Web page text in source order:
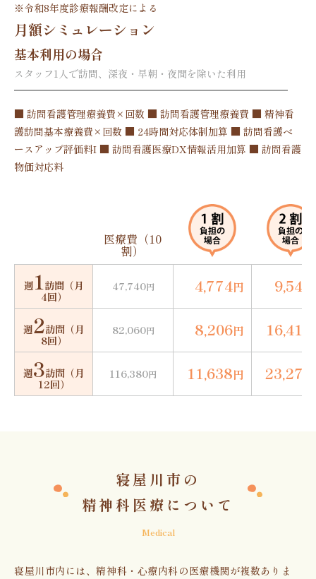
※令和8年度診療報酬改定による
月額シミュレーション
基本利用の場合
スタッフ1人で訪問、深夜・早朝・夜間を除いた利用
■ 訪問看護管理療養費×回数 ■ 訪問看護管理療養費 ■ 精神看
護訪問基本療養費×回数 ■ 24時間対応体制加算 ■ 訪問看護ベ
ースアップ評価料I ■ 訪問看護医療DX情報活用加算 ■ 訪問看護
物価対応料
医療費（10
割）
週1訪問（月
4回）
47,740円 4,774円 9,548
週2訪問（月
8回）
82,060円 8,206円 16,412
週3訪問（月
12回）
116,380円 11,638円 23,276
寝屋川市の
精神科医療について
Medical
寝屋川市内には、精神科・心療内科の医療機関が複数ありま